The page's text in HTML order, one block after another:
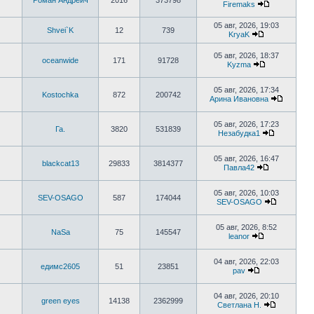
сообщению
Firemaks
к
последнему
Shvei`K 12 739
05 авг, 2026, 19:03
KryaK
Перейти
последнему
сообщению
oceanwide 171 91728
05 авг, 2026, 18:37
Kyzma
к
последнему
сообщению
Kostochka 872 200742
05 авг, 2026, 17:34
Арина Ивановна
к
Га. 3820 531839
05 авг, 2026, 17:23
Незабудка1
к
blackcat13 29833 3814377
05 авг, 2026, 16:47
Павла42
к
последнему
сообщению
SEV-OSAGO 587 174044
05 авг, 2026, 10:03
SEV-OSAGO
к
NaSa 75 145547
05 авг, 2026, 8:52
leanor
к
последнему
едимс2605 51 23851
04 авг, 2026, 22:03
pav
к
последнему
сообщению
green eyes 14138 2362999
04 авг, 2026, 20:10
Светлана Н.